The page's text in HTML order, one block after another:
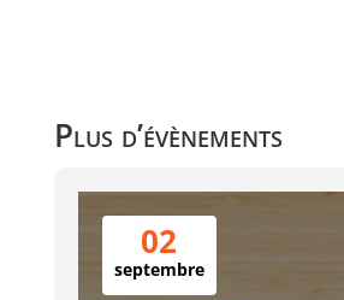
Plus d’évènements
02
septembre